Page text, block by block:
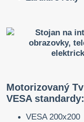
Motorizovaný
VESA standardy:
VESA 200x200